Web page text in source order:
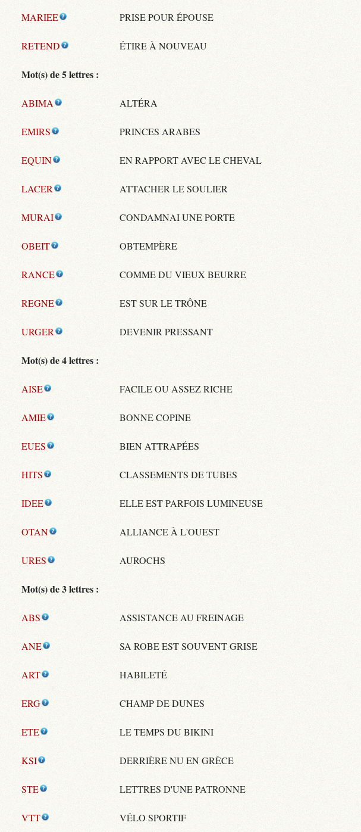
MARIEE PRISE POUR ÉPOUSE
RETEND ÉTIRE À NOUVEAU
Mot(s) de 5 lettres :
ABIMA ALTÉRA
EMIRS PRINCES ARABES
EQUIN EN RAPPORT AVEC LE CHEVAL
LACER ATTACHER LE SOULIER
MURAI CONDAMNAI UNE PORTE
OBEIT OBTEMPÈRE
RANCE COMME DU VIEUX BEURRE
REGNE EST SUR LE TRÔNE
URGER DEVENIR PRESSANT
Mot(s) de 4 lettres :
AISE FACILE OU ASSEZ RICHE
AMIE BONNE COPINE
EUES BIEN ATTRAPÉES
HITS CLASSEMENTS DE TUBES
IDEE ELLE EST PARFOIS LUMINEUSE
OTAN ALLIANCE À L'OUEST
URES AUROCHS
Mot(s) de 3 lettres :
ABS ASSISTANCE AU FREINAGE
ANE SA ROBE EST SOUVENT GRISE
ART HABILETÉ
ERG CHAMP DE DUNES
ETE LE TEMPS DU BIKINI
KSI DERRIÈRE NU EN GRÈCE
STE LETTRES D'UNE PATRONNE
VTT VÉLO SPORTIF